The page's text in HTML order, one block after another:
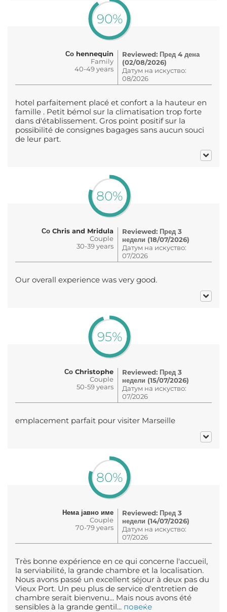
90%
Со hennequin
Family
40-49 years
Reviewed: Пред 4 дена
(02/08/2026)
Датум на искуство:
08/2026
hotel parfaitement placé et confort a la hauteur en
famille . Petit bémol sur la climatisation trop forte
dans d'établissement. Gros point positif sur la
possibilité de consignes bagages sans aucun souci
de leur part.
80%
Со Chris and Mridula
Couple
30-39 years
Reviewed: Пред 3
недели (18/07/2026)
Датум на искуство:
07/2026
Our overall experience was very good.
95%
Со Christophe
Couple
50-59 years
Reviewed: Пред 3
недели (15/07/2026)
Датум на искуство:
07/2026
emplacement parfait pour visiter Marseille
80%
Нема јавно име
Couple
70-79 years
Reviewed: Пред 3
недели (14/07/2026)
Датум на искуство:
07/2026
Très bonne expérience en ce qui concerne l'accueil,
la serviabilité, la grande chambre et la localisation.
Nous avons passé un excellent séjour à deux pas du
Vieux Port. Un peu plus de service d'entretien de
chambre serait bienvenu... Mais nous avons été
sensibles à la grande gentil... повеќе